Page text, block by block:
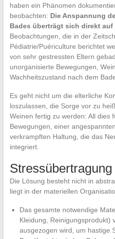
haben ein Phänomen
beobachten: Die Anspannung
Bades überträgt sich direkt auf
Beobachtungen, die in der
Pédiatrie/Puériculture berichtet
von sehr gestressten Eltern
unorganisierte Bewegungen,
Wachheitszustand nach dem
Es geht nicht um die elterliche
loszulassen, die Sorge vor zu
Weinen fertig zu werden: All dies
Bewegungen, einer
verkrampften Haltung, die das
integriert.
Die Lösung besteht nicht in
liegt in der materiellen
Das gesamte notwendige
Kleidung, Reinigungsprodukt)
ausgezogen wird, um hastige